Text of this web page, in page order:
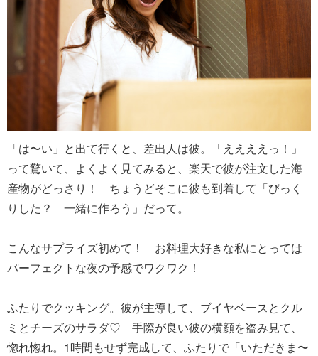
「は〜い」と出て行くと、差出人は彼。「ええええっ！」
って驚いて、よくよく見てみると、楽天で彼が注文した海
産物がどっさり！ ちょうどそこに彼も到着して「びっく
りした？ 一緒に作ろう」だって。
こんなサプライズ初めて！ お料理大好きな私にとっては
パーフェクトな夜の予感でワクワク！
ふたりでクッキング。彼が主導して、ブイヤベースとクル
ミとチーズのサラダ♡ 手際が良い彼の横顔を盗み見て、
惚れ惚れ。1時間もせず完成して、ふたりで「いただきま〜